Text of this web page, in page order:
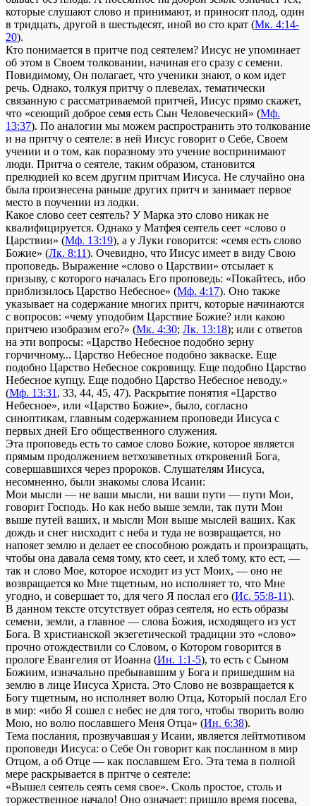
которые слушают слово и принимают, и приносят плод, один
в тридцать, другой в шестьдесят, иной во сто крат (Мк. 4:14-
20).
Кто понимается в притче под сеятелем? Иисус не упоминает
об этом в Своем толковании, начиная его сразу с семени.
Повидимому, Он полагает, что ученики знают, о ком идет
речь. Однако, толкуя притчу о плевелах, тематически
связанную с рассматриваемой притчей, Иисус прямо скажет,
что «сеющий доброе семя есть Сын Человеческий» (Мф.
13:37). По аналогии мы можем распространить это толкование
и на притчу о сеятеле: в ней Иисус говорит о Себе, Своем
учении и о том, как поразному это учение воспринимают
люди. Притча о сеятеле, таким образом, становится
прелюдией ко всем другим притчам Иисуса. Не случайно она
была произнесена раньше других притч и занимает первое
место в поучении из лодки.
Какое слово сеет сеятель? У Марка это слово никак не
квалифицируется. Однако у Матфея сеятель сеет «слово о
Царствии» (Мф. 13:19), а у Луки говорится: «семя есть слово
Божие» (Лк. 8:11). Очевидно, что Иисус имеет в виду Свою
проповедь. Выражение «слово о Царствии» отсылает к
призыву, с которого началась Его проповедь: «Покайтесь, ибо
приблизилось Царство Небесное» (Мф. 4:17). Оно также
указывает на содержание многих притч, которые начинаются
с вопросов: «чему уподобим Царствие Божие? или какою
притчею изобразим его?» (Мк. 4:30; Лк. 13:18); или с ответов
на эти вопросы: «Царство Небесное подобно зерну
горчичному... Царство Небесное подобно закваске. Еще
подобно Царство Небесное сокровищу. Еще подобно Царство
Небесное купцу. Еще подобно Царство Небесное неводу.»
(Мф. 13:31 , 33, 44, 45, 47). Раскрытие понятия «Царство
Небесное», или «Царство Божие», было, согласно
синоптикам, главным содержанием проповеди Иисуса с
первых дней Его общественного служения.
Эта проповедь есть то самое слово Божие, которое является
прямым продолжением ветхозаветных откровений Бога,
совершавшихся через пророков. Слушателям Иисуса,
несомненно, были знакомы слова Исаии:
Мои мысли — не ваши мысли, ни ваши пути — пути Мои,
говорит Господь. Но как небо выше земли, так пути Мои
выше путей ваших, и мысли Мои выше мыслей ваших. Как
дождь и снег нисходит с неба и туда не возвращается, но
напояет землю и делает ее способною рождать и произращать,
чтобы она давала семя тому, кто сеет, и хлеб тому, кто ест, —
так и слово Мое, которое исходит из уст Моих, — оно не
возвращается ко Мне тщетным, но исполняет то, что Мне
угодно, и совершает то, для чего Я послал его (Ис. 55:8-11).
В данном тексте отсутствует образ сеятеля, но есть образы
семени, земли, а главное — слова Божия, исходящего из уст
Бога. В христианской экзегетической традиции это «слово»
прочно отождествили со Словом, о Котором говорится в
прологе Евангелия от Иоанна (Ин. 1:1-5), то есть с Сыном
Божиим, изначально пребывавшим у Бога и пришедшим на
землю в лице Иисуса Христа. Это Слово не возвращается к
Богу тщетным, но исполняет волю Отца, Который послал Его
в мир: «ибо Я сошел с небес не для того, чтобы творить волю
Мою, но волю пославшего Меня Отца» (Ин. 6:38).
Тема послания, прозвучавшая у Исаии, является лейтмотивом
проповеди Иисуса: о Себе Он говорит как посланном в мир
Отцом, а об Отце — как пославшем Его. Эта тема в полной
мере раскрывается в притче о сеятеле:
«Вышел сеятель сеять семя свое». Сколь простое, столь и
торжественное начало! Оно означает: пришло время посева,